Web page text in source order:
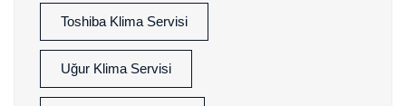
Toshiba Klima Servisi
Uğur Klima Servisi